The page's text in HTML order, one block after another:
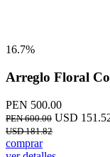
16.7%
Arreglo Floral
PEN 500.00
PEN 600.00 USD
USD 181.82
comprar